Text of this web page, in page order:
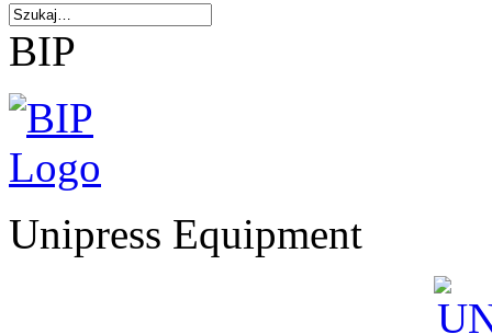
BIP
Unipress Equipment